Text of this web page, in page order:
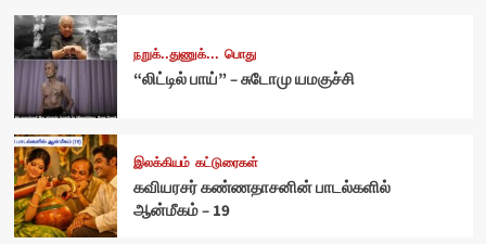
நறுக்..துணுக்... பொது
“லிட்டில் பாய்” – சுடோமு யமகுச்சி
இலக்கியம் கட்டுரைகள்
கவியரசர் கண்ணதாசனின் பாடல்களில்
ஆன்மீகம் – 19